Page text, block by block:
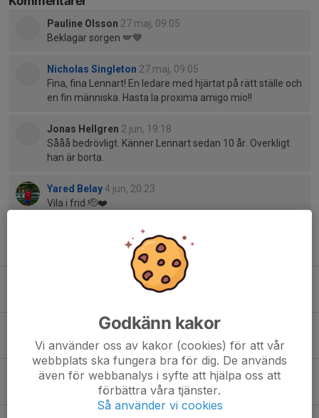
Pauline Olsson 27 maj, 09:05
Beklagar sorgen 🪽💙
Nicholas Singleton 27 maj, 09:05
Fina, fina Lennart! En ledare med hjärtat på rätt ställe och
en fin människa. Hasta la proxima amigo mio!!
Jonas Hellgren 2 jun, 19:18
Sååå bedrövligt. Känner Lennart sedan 10 år. Overkligt
han är borta.
Yared Belay4 jun, 20:23
Vila i frid 🫡❤️
Fin start för MBK i Gothia Cup
MBK vimplar ?!
23 jun, 12:25 0
17 jun, 14:03 0
Godkänn kakor
Vi använder oss av kakor (cookies) för att vår
webbplats ska fungera bra för dig. De används
även för webbanalys i syfte att hjälpa oss att
förbättra våra tjänster.
Så använder vi cookies